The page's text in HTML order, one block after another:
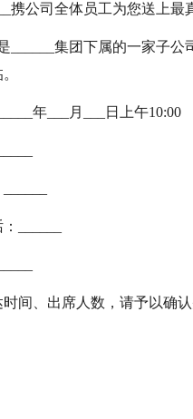
携公司全体员工为您送上最
是______集团下属的一家子
年___月___日上午10:00
______
间、出席人数，请予以确